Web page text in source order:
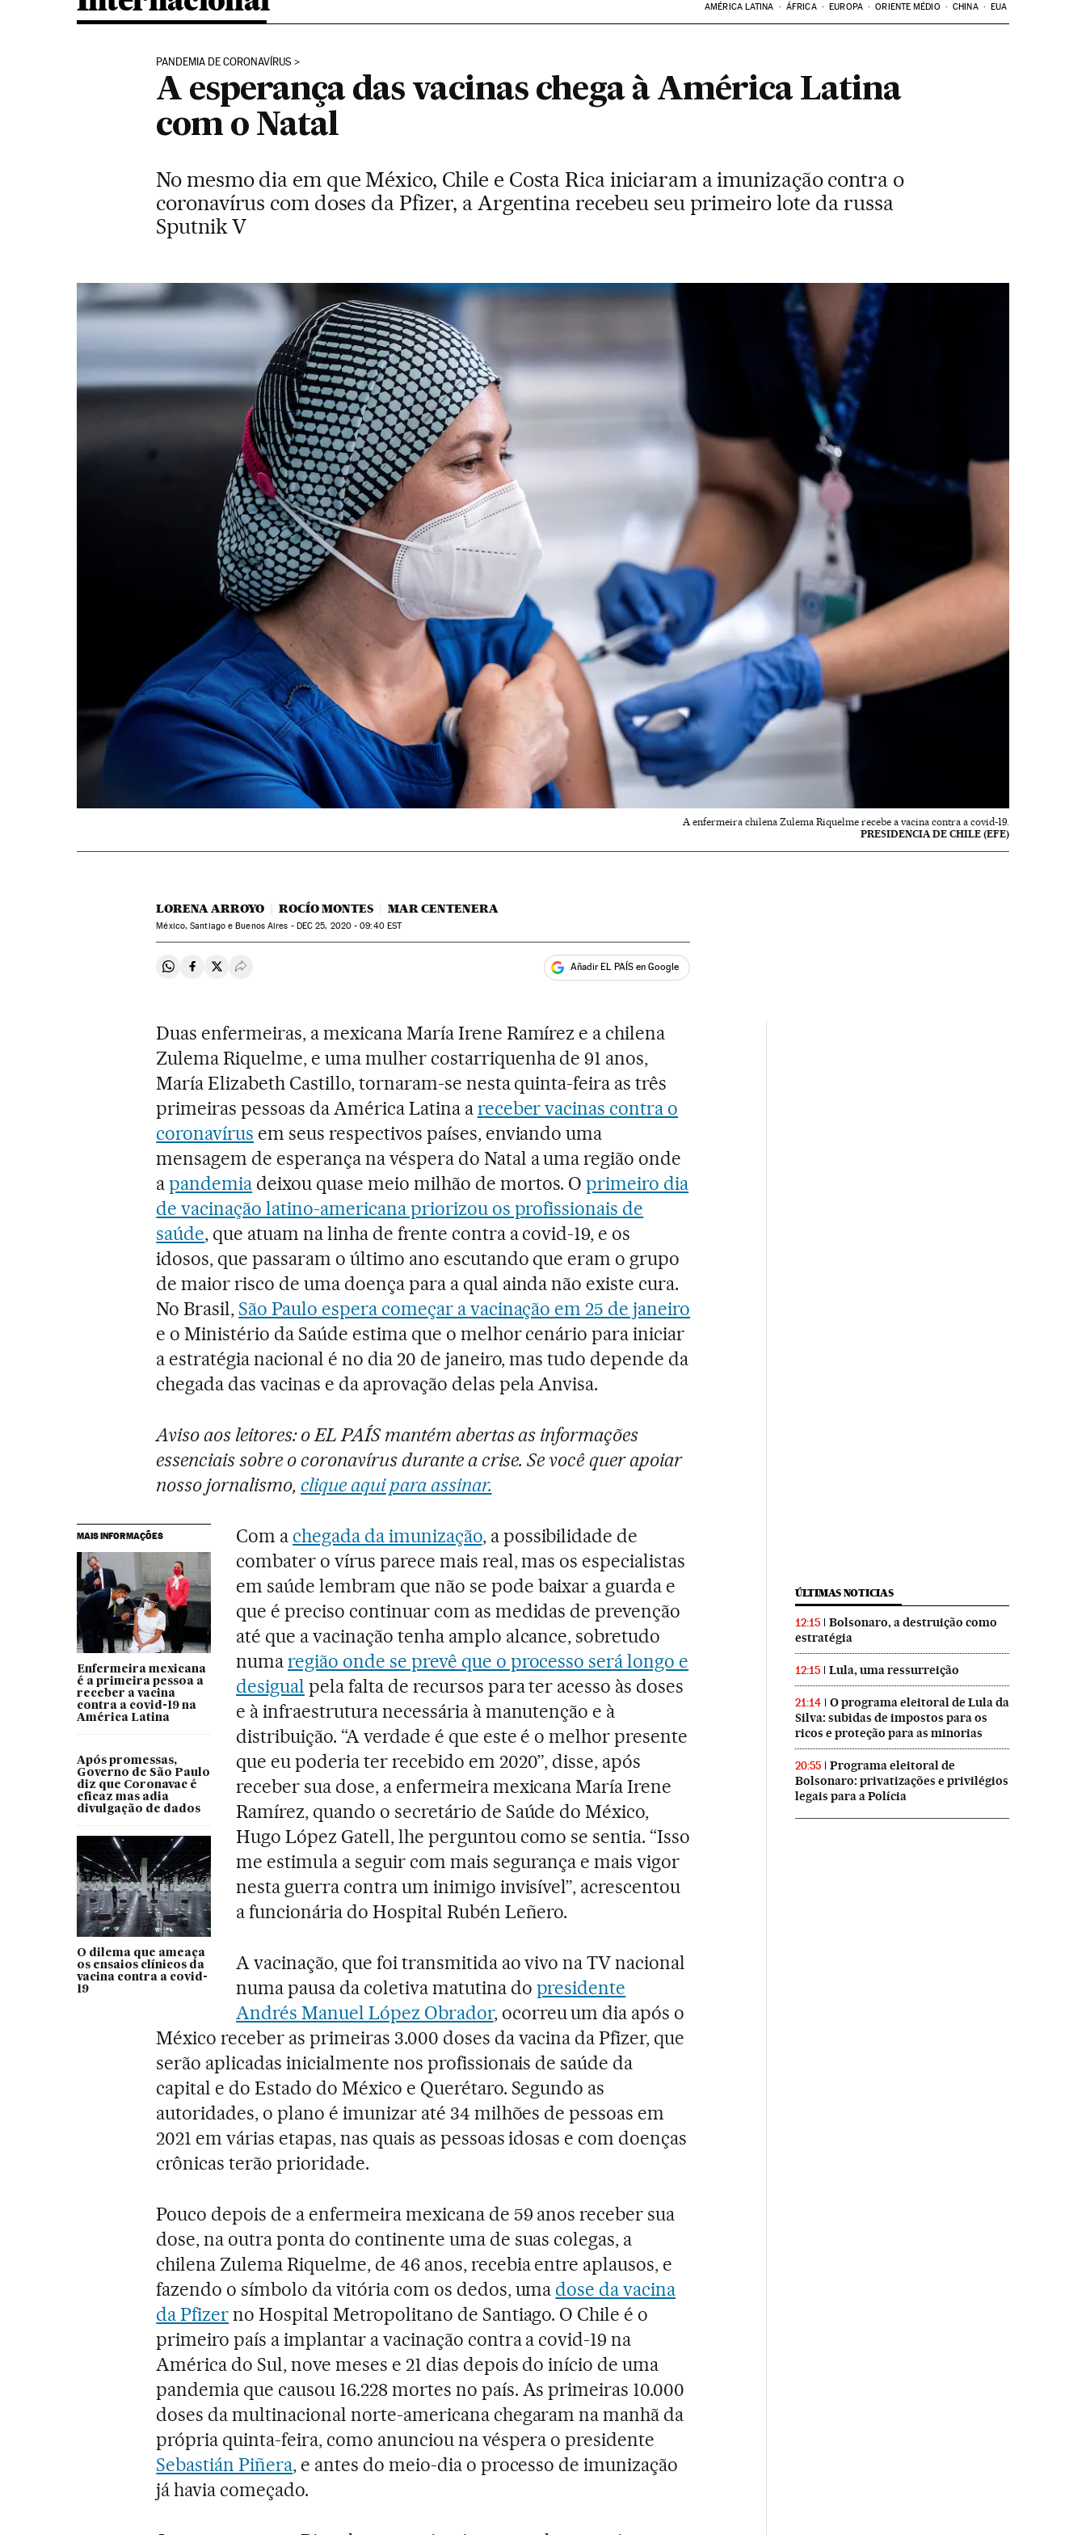
AMÉRICA LATINA ÁFRICA EUROPA ORIENTE MÉDIO CHINA EUA
PANDEMIA DE CORONAVÍRUS
A esperança das vacinas chega à América Latina
com o Natal
No mesmo dia em que México, Chile e Costa Rica iniciaram a imunização contra o
coronavírus com doses da Pfizer, a Argentina recebeu seu primeiro lote da russa
Sputnik V
A enfermeira chilena Zulema Riquelme recebe a vacina contra a covid-19.
PRESIDENCIA DE CHILE (EFE)
LORENA ARROYO ROCÍO MONTES MAR CENTENERA
México, Santiago e Buenos Aires - DEC 25, 2020 - 09:40EST
Compartir en Whatsapp
Compartir en Facebook
Compartir en Twitter
Desplegar Redes Sociales Añadir EL PAÍS en Google
Duas enfermeiras, a mexicana María Irene Ramírez e a chilena
Zulema Riquelme, e uma mulher costarriquenha de 91 anos,
María Elizabeth Castillo, tornaram-se nesta quinta-feira as três
primeiras pessoas da América Latina areceber vacinas contra o
coronavírus em seus respectivos países, enviando uma
mensagem de esperança na véspera do Natal a uma região onde
apandemia deixou quase meio milhão de mortos. Oprimeiro dia
de vacinação latino-americana priorizou os profissionais de
saúde, que atuam na linha de frente contra a covid-19, e os
idosos, que passaram o último ano escutando que eram o grupo
de maior risco de uma doença para a qual ainda não existe cura.
No Brasil, São Paulo espera começar a vacinação em 25 de janeiro
e o Ministério da Saúde estima que o melhor cenário para iniciar
a estratégia nacional é no dia 20 de janeiro, mas tudo depende da
chegada das vacinas e da aprovação delas pela Anvisa.
Aviso aos leitores: o EL PAÍS mantém abertas as informações
essenciais sobre o coronavírus durante a crise. Se você quer apoiar
nosso jornalismo, clique aqui para assinar.
MAIS INFORMAÇÕES
Enfermeira mexicana
é a primeira pessoa a
receber a vacina
contra a covid-19 na
América Latina
Após promessas,
Governo de São Paulo
diz que Coronavac é
eficaz mas adia
divulgação de dados
O dilema que ameaça
os ensaios clínicos da
vacina contra a covid-
19
Com a chegada da imunização, a possibilidade de
combater o vírus parece mais real, mas os especialistas
em saúde lembram que não se pode baixar a guarda e
que é preciso continuar com as medidas de prevenção
até que a vacinação tenha amplo alcance, sobretudo
numaregião onde se prevê que o processo será longo e
desigual pela falta de recursos para ter acesso às doses
e à infraestrutura necessária à manutenção e à
distribuição. “A verdade é que este é o melhor presente
que eu poderia ter recebido em 2020”, disse, após
receber sua dose, a enfermeira mexicana María Irene
Ramírez, quando o secretário de Saúde do México,
Hugo López Gatell, lhe perguntou como se sentia. “Isso
me estimula a seguir com mais segurança e mais vigor
nesta guerra contra um inimigo invisível”, acrescentou
a funcionária do Hospital Rubén Leñero.
A vacinação, que foi transmitida ao vivo na TV nacional
numa pausa da coletiva matutina do presidente
Andrés Manuel López Obrador, ocorreu um dia após o
México receber as primeiras 3.000 doses da vacina da Pfizer, que
serão aplicadas inicialmente nos profissionais de saúde da
capital e do Estado do México e Querétaro. Segundo as
autoridades, o plano é imunizar até 34 milhões de pessoas em
2021 em várias etapas, nas quais as pessoas idosas e com doenças
crônicas terão prioridade.
Pouco depois de a enfermeira mexicana de 59 anos receber sua
dose, na outra ponta do continente uma de suas colegas, a
chilena Zulema Riquelme, de 46 anos, recebia entre aplausos, e
fazendo o símbolo da vitória com os dedos, uma dose da vacina
da Pfizerno Hospital Metropolitano de Santiago. O Chile é o
primeiro país a implantar a vacinação contra a covid-19 na
América do Sul, nove meses e 21 dias depois do início de uma
pandemia que causou 16.228 mortes no país. As primeiras 10.000
doses da multinacional norte-americana chegaram na manhã da
própria quinta-feira, como anunciou na véspera o presidente
Sebastián Piñera, e antes do meio-dia o processo de imunização
já havia começado.
ÚLTIMAS NOTICIAS
12:15
Bolsonaro, a destruição como
estratégia
12:15 Lula, uma ressurreição
21:14
O programa eleitoral de Lula da
Silva: subidas de impostos para os
ricos e proteção para as minorias
20:55
Programa eleitoral de
Bolsonaro: privatizações e privilégios
legais para a Polícia